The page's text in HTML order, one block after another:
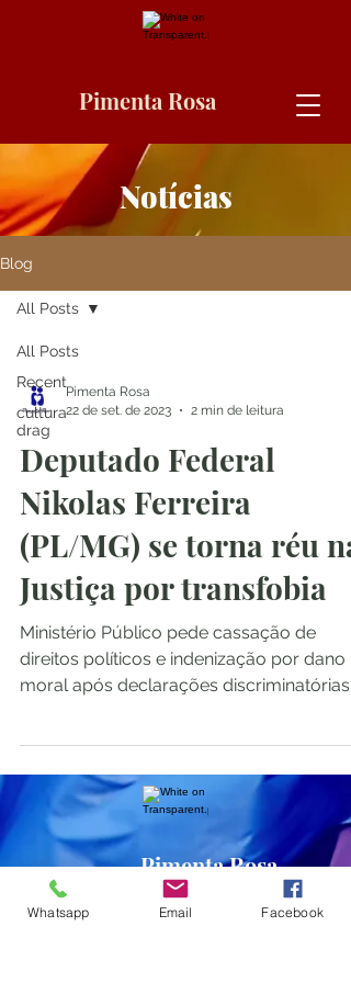
Pimenta Rosa
Notícias
Blog
All Posts
Recent
cultura
drag
All Posts
Pimenta Rosa
22 de set. de 2023
2 min de leitura
Deputado Federal
Nikolas Ferreira
(PL/MG) se torna réu na
Justiça por transfobia
Ministério Público pede cassação de
direitos políticos e indenização por dano
moral após declarações discriminatórias
Pimenta Rosa
Whatsapp Email Facebook